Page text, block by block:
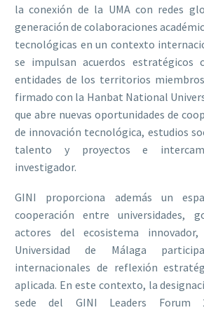
la conexión de la UMA con redes
generación de colaboraciones
tecnológicas en un contexto
se impulsan acuerdos estratégicos
entidades de los territorios
firmado con la Hanbat National
que abre nuevas oportunidades de
de innovación tecnológica, estudios
talento y proyectos e
investigador.
GINI proporciona además un
cooperación entre universidades,
actores del ecosistema
Universidad de Málaga
internacionales de reflexión
aplicada. En este contexto, la
sede del GINI Leaders Forum